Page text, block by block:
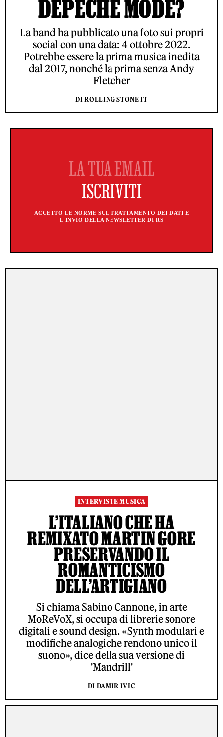
DEPECHE MODE?
La band ha pubblicato una foto sui propri
social con una data: 4 ottobre 2022.
Potrebbe essere la prima musica inedita
dal 2017, nonché la prima senza Andy
Fletcher
DI ROLLING STONE IT
ACCETTO LE NORME SUL TRATTAMENTO DEI DATI E
L'INVIO DELLA NEWSLETTER DI RS
INTERVISTE MUSICA
L’ITALIANO CHE HA
REMIXATO MARTIN GORE
PRESERVANDO IL
ROMANTICISMO
DELL’ARTIGIANO
Si chiama Sabino Cannone, in arte
MoReVoX, si occupa di librerie sonore
digitali e sound design. «Synth modulari e
modifiche analogiche rendono unico il
suono», dice della sua versione di
'Mandrill'
DI DAMIR IVIC